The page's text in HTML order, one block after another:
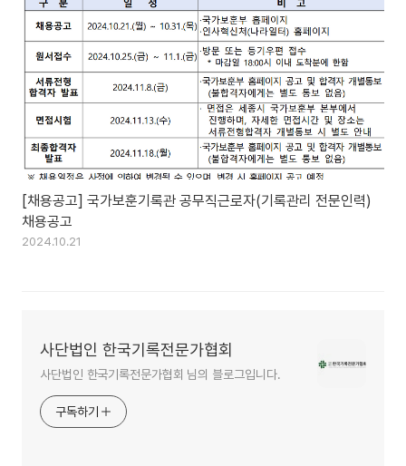
[채용공고] 국가보훈기록관 공무직근로자(기록관리 전문인력)
채용공고
2024.10.21
사단법인 한국기록전문가협회
사단법인 한국기록전문가협회 님의 블로그입니다.
구독하기